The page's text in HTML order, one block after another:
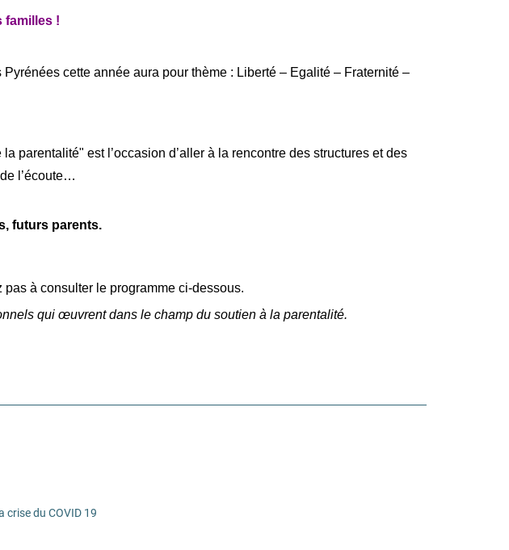
familles !
cette année aura pour thème : Liberté – Egalité – Fraternité –
parentalité" est l’occasion d’aller à la rencontre des structures et des
l’écoute…
futurs parents.
à consulter le programme ci-dessous.
qui œuvrent dans le champ du soutien à la parentalité.
crise du COVID 19